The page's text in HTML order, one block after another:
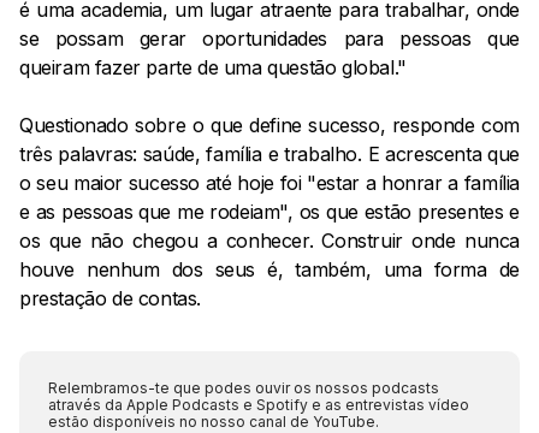
é uma academia, um lugar atraente para trabalhar, onde
se possam gerar oportunidades para pessoas que
queiram fazer parte de uma questão global."
Questionado sobre o que define sucesso, responde com
três palavras: saúde, família e trabalho. E acrescenta que
o seu maior sucesso até hoje foi "estar a honrar a família
e as pessoas que me rodeiam", os que estão presentes e
os que não chegou a conhecer. Construir onde nunca
houve nenhum dos seus é, também, uma forma de
prestação de contas.
Relembramos-te que podes ouvir os nossos podcasts
através da Apple Podcasts e Spotify e as entrevistas vídeo
estão disponíveis no nosso canal de YouTube.